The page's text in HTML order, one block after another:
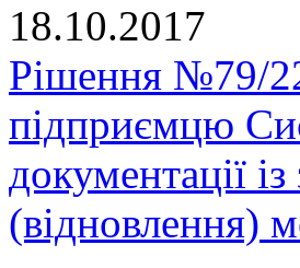
18.10.2017
Рішення №79/
підприємцю
документації
(відновлення)